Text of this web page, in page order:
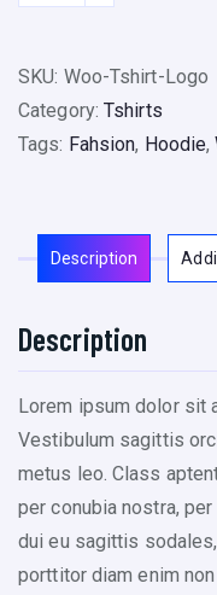
Er
h
i
r
L
g
o
q
u
a
n
SKU: Woo-Tshirt-Logo
Category: Tshirts
Tags: Fahsion, Hoodie,
Description
Description
Lorem ipsum dolor sit
Vestibulum sagittis
metus leo. Class
per conubia nostra,
dui eu sagittis
porttitor diam enim